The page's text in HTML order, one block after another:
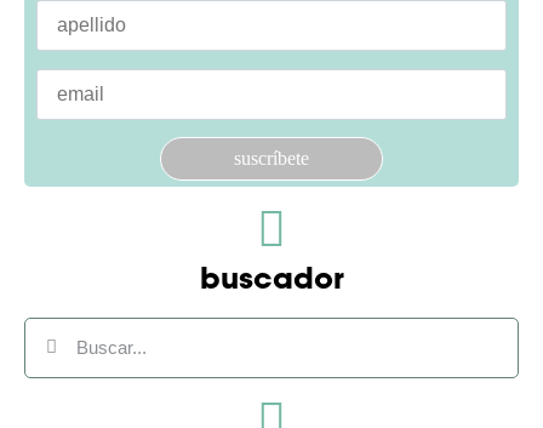
Por favor, deja este campo vacío.
buscador